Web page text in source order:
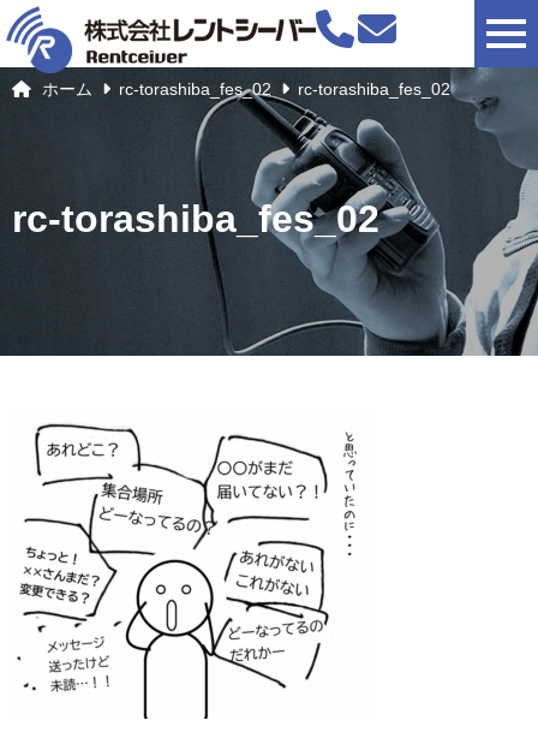
ホーム rc-torashiba_fes_02 rc-torashiba_fes_02
rc-torashiba_fes_02